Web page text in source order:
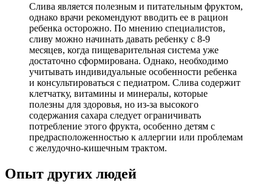
Слива является полезным и питательным фруктом,
однако врачи рекомендуют вводить ее в рацион
ребенка осторожно. По мнению специалистов,
сливу можно начинать давать ребенку с 8-9
месяцев, когда пищеварительная система уже
достаточно сформирована. Однако, необходимо
учитывать индивидуальные особенности ребенка
и консультироваться с педиатром. Слива содержит
клетчатку, витамины и минералы, которые
полезны для здоровья, но из-за высокого
содержания сахара следует ограничивать
потребление этого фрукта, особенно детям с
предрасположенностью к аллергии или проблемам
с желудочно-кишечным трактом.
Опыт других людей